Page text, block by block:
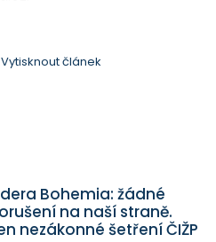
Vytisknout článek
Bohemia: žádné
na naší straně.
nezákonné šetření ČIŽP